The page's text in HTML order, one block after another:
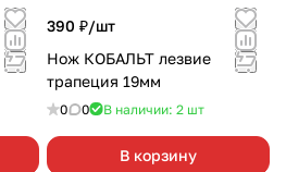
390 ₽/шт
Нож КОБАЛЬТ лезвие
трапеция 19мм
0 0 В наличии: 2 шт
В корзину